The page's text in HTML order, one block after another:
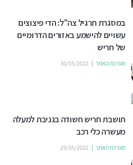
במסגרת תרגיל צה"ל: הדי פיצוצים
עשויים להישמע באזורים הדרומיים
של חריש
מערכת האתר 30/05/2022
תושבת חריש חשודה בגניבת למעלה
מעשרה כלי רכב
מערכת האתר 29/05/2022